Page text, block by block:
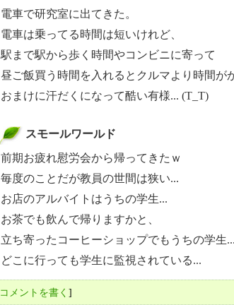
電車で研究室に出てきた。
電車は乗ってる時間は短いけれど、
駅まで駅から歩く時間やコンビニに寄って
昼ご飯買う時間を入れるとクルマより時間が
おまけに汗だくになって酷い有様... (T_T)
スモールワールド
前期お疲れ慰労会から帰ってきたｗ
毎度のことだが教員の世間は狭い...
お店のアルバイトはうちの学生...
お茶でも飲んで帰りますかと、
立ち寄ったコーヒーショップでもうちの学生...
どこに行っても学生に監視されている...
コメントを書く ]